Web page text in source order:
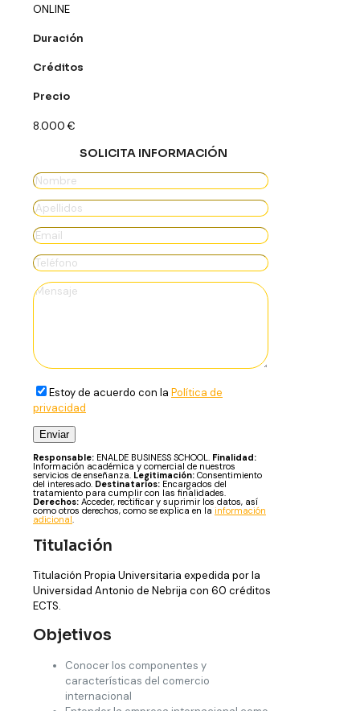
ONLINE
Duración
Créditos
Precio
8.000€
SOLICITA INFORMACIÓN
Estoy de acuerdo con la Política de
privacidad
Responsable: ENALDE BUSINESS SCHOOL. Finalidad:
Información académica y comercial de nuestros
servicios de enseñanza. Legitimación: Consentimiento
del interesado. Destinatarios: Encargados del
tratamiento para cumplir con las finalidades.
Derechos: Acceder, rectificar y suprimir los datos, así
como otros derechos, como se explica en la información
adicional
Titulación
Titulación Propia Universitaria expedida por la
Universidad Antonio de Nebrija con 60 créditos
ECTS.
Objetivos
Conocer los componentes y
características del comercio
internacional